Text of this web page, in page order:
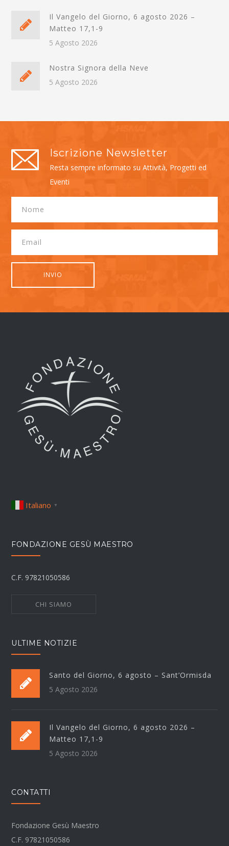
Il Vangelo del Giorno, 6 agosto 2026 –
Matteo 17,1-9
5 Agosto 2026
Nostra Signora della Neve
5 Agosto 2026
Iscrizione Newsletter
Resta sempre informato su Attività, Progetti ed
Eventi
Italiano ▼
FONDAZIONE GESÙ MAESTRO
C.F. 97821050586
CHI SIAMO
ULTIME NOTIZIE
Santo del Giorno, 6 agosto – Sant’Ormisda
5 Agosto 2026
Il Vangelo del Giorno, 6 agosto 2026 –
Matteo 17,1-9
5 Agosto 2026
CONTATTI
Fondazione Gesù Maestro
C.F. 97821050586